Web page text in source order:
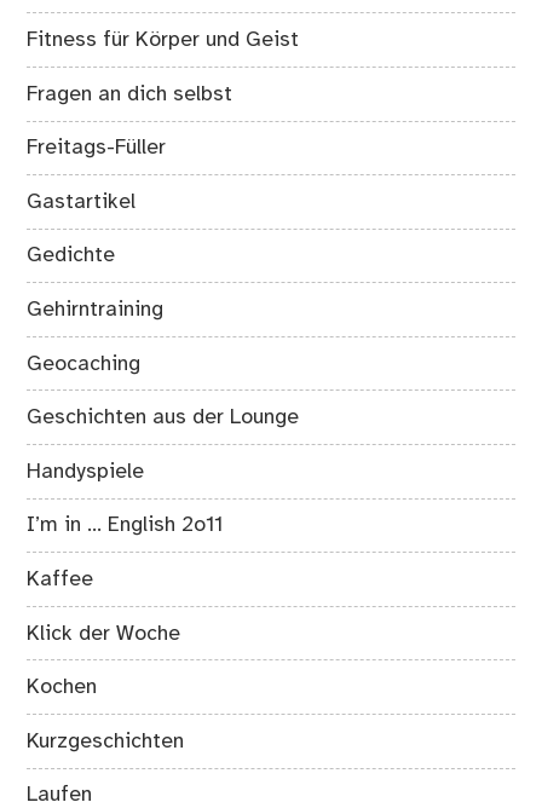
Fitness für Körper und Geist
Fragen an dich selbst
Freitags-Füller
Gastartikel
Gedichte
Gehirntraining
Geocaching
Geschichten aus der Lounge
Handyspiele
I’m in … English 2o11
Kaffee
Klick der Woche
Kochen
Kurzgeschichten
Laufen